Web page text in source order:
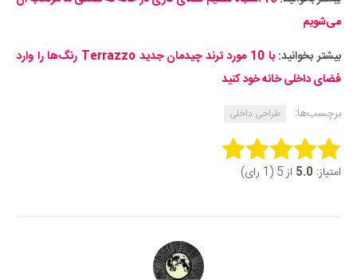
می‌شویم
بیشتر بخوانید:
با 10 مورد ترند چیدمان جدید Terrazzo رنگ‌ها را وارد
فضای داخلی خانه خود کنید
برچسب‌ها:
طراحی داخلی
Rate this item:
امتیاز: 5.0 از 5 (1 رای)